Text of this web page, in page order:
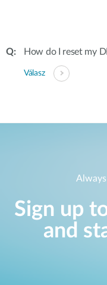
How do I reset my
Válasz
Sign up
and